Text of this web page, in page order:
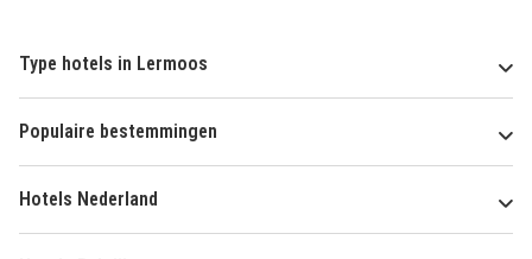
Type hotels in Lermoos
Populaire bestemmingen
Hotels Nederland